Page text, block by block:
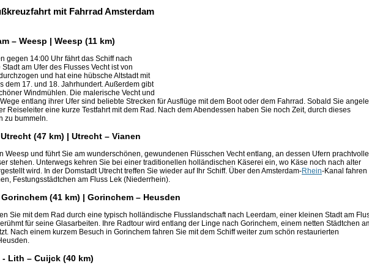
mit Fahrrad Amsterdam
– Weesp | Weesp (11 km)
gegen 14:00 Uhr fährt das Schiff nach
am Ufer des Flusses Vecht ist von
und hat eine hübsche Altstadt mit
dem 17. und 18. Jahrhundert. Außerdem gibt
Windmühlen. Die malerische Vecht und
entlang ihrer Ufer sind beliebte Strecken für Ausflüge mit dem Boot oder dem Fahrrad. Sobald Sie
Reiseleiter eine kurze Testfahrt mit dem Rad. Nach dem Abendessen haben Sie noch Zeit, durch dieses
zu bummeln.
(47 km) | Utrecht – Vianen
Weesp und führt Sie am wunderschönen, gewundenen Flüsschen Vecht entlang, an dessen Ufern prachtvolle
stehen. Unterwegs kehren Sie bei einer traditionellen holländischen Käserei ein, wo Käse noch nach alter
wird. In der Domstadt Utrecht treffen Sie wieder auf Ihr Schiff. Über den Amsterdam-Rhein-Kanal fahren
Festungsstädtchen am Fluss Lek (Niederrhein).
(41 km) | Gorinchem – Heusden
Sie mit dem Rad durch eine typisch holländische Flusslandschaft nach Leerdam, einer kleinen Stadt am
für seine Glasarbeiten. Ihre Radtour wird entlang der Linge nach Gorinchem, einem netten Städtchen
Nach einem kurzem Besuch in Gorinchem fahren Sie mit dem Schiff weiter zum schön restaurierten
Lith – Cuijck (40 km)